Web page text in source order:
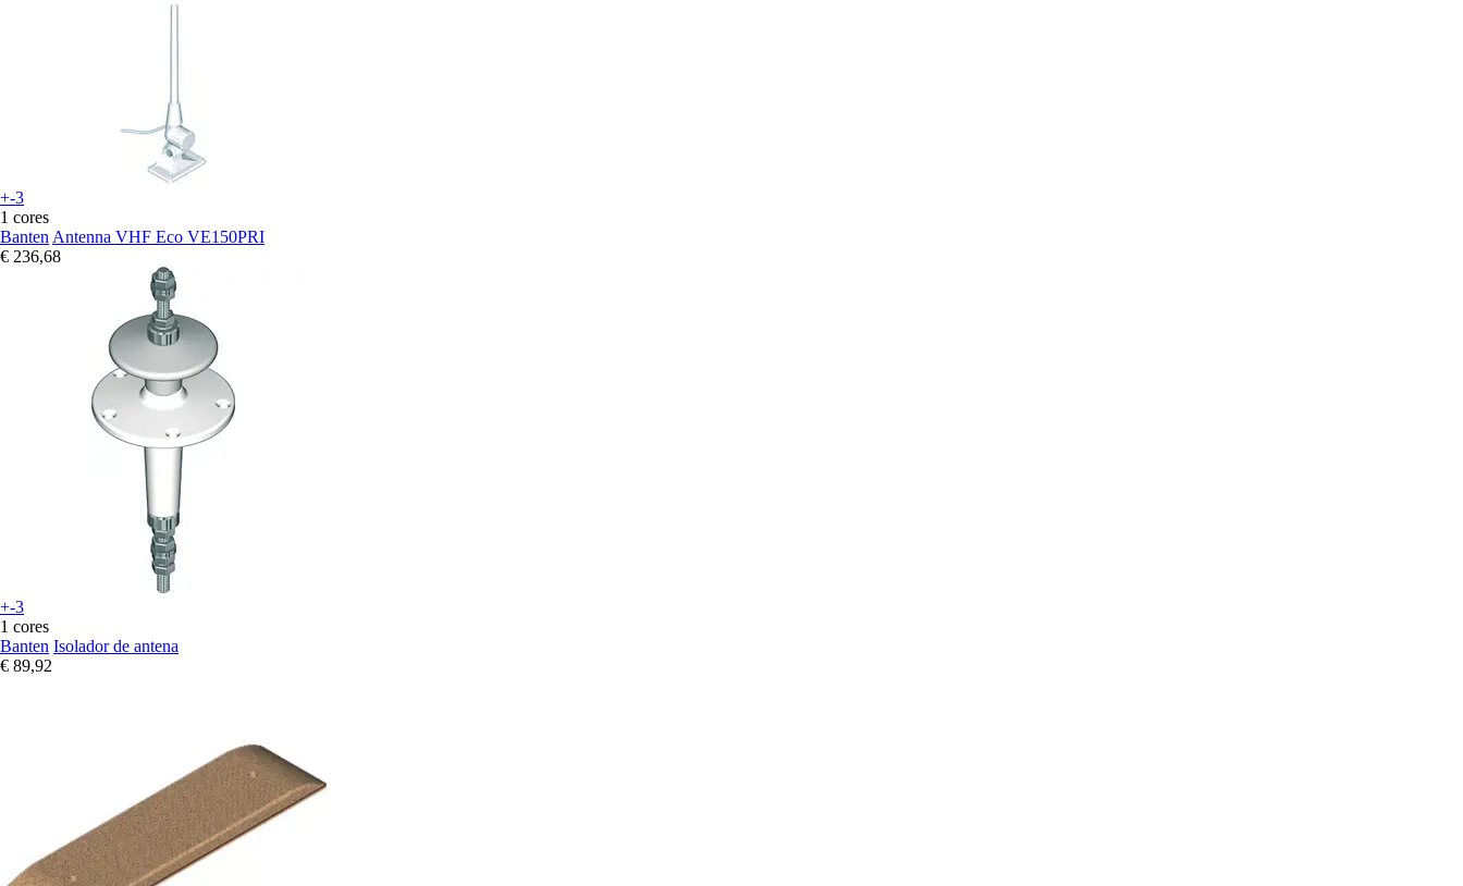
+-3
1 cores
Banten Antenna VHF Eco VE150PRI
€ 236,68
+-3
1 cores
Banten Isolador de antena
€ 89,92